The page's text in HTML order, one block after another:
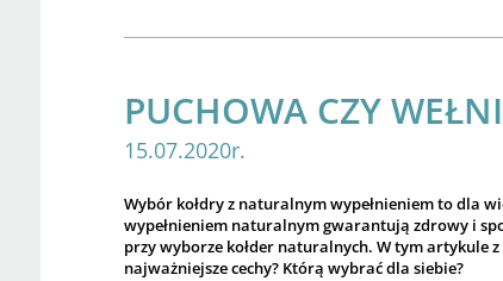
PUCHOWA CZY
15.07.2020r.
Wybór kołdry z naturalnym wypełnieniem to dla
wypełnieniem naturalnym gwarantują zdrowy i
przy wyborze kołder naturalnych. W tym artykule
najważniejsze cechy? Którą wybrać dla siebie?